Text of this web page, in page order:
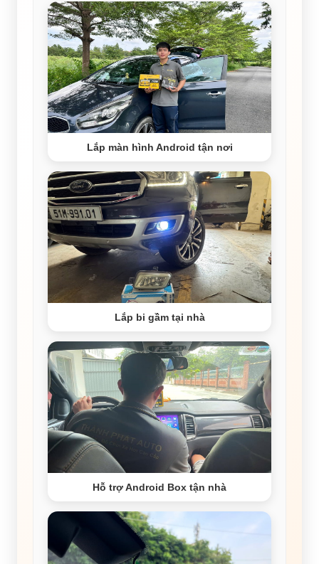
Lắp màn hình Android tận nơi
Lắp bi gầm tại nhà
Hỗ trợ Android Box tận nhà